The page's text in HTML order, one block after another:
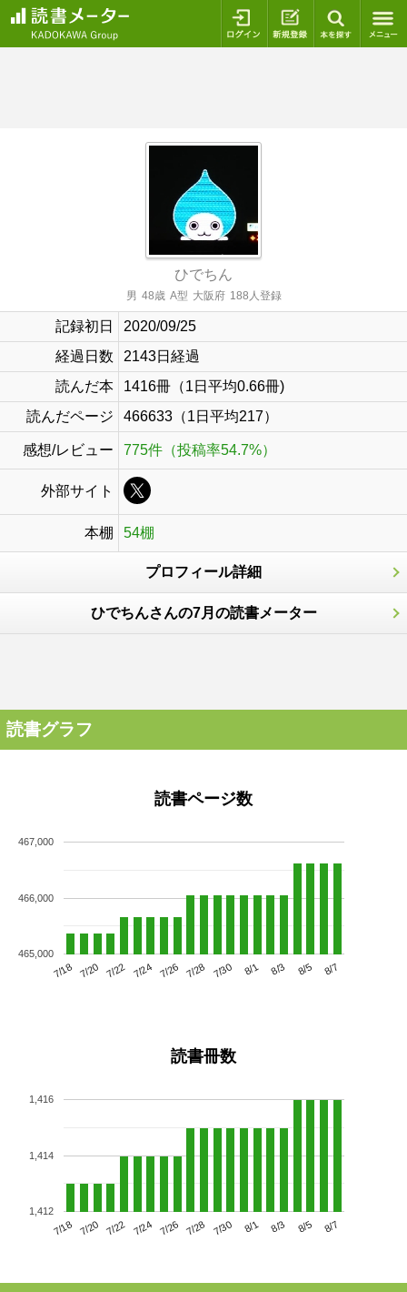
ログイン 新規登録
ひでちん
男 48歳 A型 大阪府 188人登録
記録初日
2020/09/25
経過日数
2143日経過
読んだ本
1416冊（1日平均0.66冊)
読んだページ
466633（1日平均217）
感想/レビュー 775件（投稿率54.7%）
外部サイト
本棚 54棚
プロフィール詳細
ひでちんさんの7月の読書メーター
読書グラフ
読書ページ数
7/18 7/20 7/22 7/24 7/26 7/28 7/30 8/1 8/3 8/5 8/7
465,000
466,000
467,000
読書冊数
7/18 7/20 7/22 7/24 7/26 7/28 7/30 8/1 8/3 8/5 8/7
1,412
1,414
1,416